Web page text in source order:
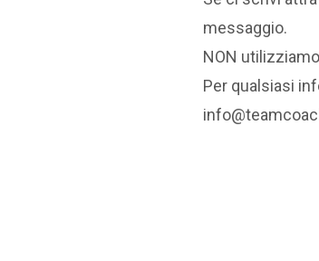
messaggio.
NON
Per qualsiasi